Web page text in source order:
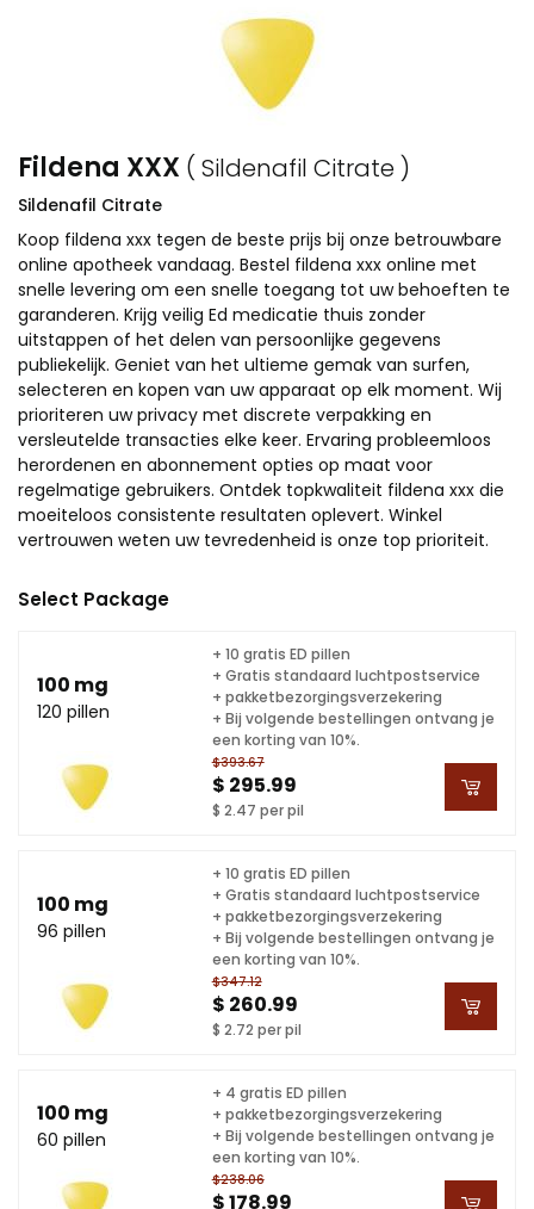
Fildena XXX ( Sildenafil Citrate )
Sildenafil Citrate
Koop fildena xxx tegen de beste prijs bij onze betrouwbare
online apotheek vandaag. Bestel fildena xxx online met
snelle levering om een snelle toegang tot uw behoeften te
garanderen. Krijg veilig Ed medicatie thuis zonder
uitstappen of het delen van persoonlijke gegevens
publiekelijk. Geniet van het ultieme gemak van surfen,
selecteren en kopen van uw apparaat op elk moment. Wij
prioriteren uw privacy met discrete verpakking en
versleutelde transacties elke keer. Ervaring probleemloos
herordenen en abonnement opties op maat voor
regelmatige gebruikers. Ontdek topkwaliteit fildena xxx die
moeiteloos consistente resultaten oplevert. Winkel
vertrouwen weten uw tevredenheid is onze top prioriteit.
Select Package
100 mg
120 pillen
$393.67
$ 295.99
$ 2.47 per pil
+ 10 gratis ED pillen
+ Gratis standaard luchtpostservice
+ pakketbezorgingsverzekering
+ Bij volgende bestellingen ontvang je
een korting van 10%.
100 mg
96 pillen
$347.12
$ 260.99
$ 2.72 per pil
+ 10 gratis ED pillen
+ Gratis standaard luchtpostservice
+ pakketbezorgingsverzekering
+ Bij volgende bestellingen ontvang je
een korting van 10%.
100 mg
60 pillen
$238.06
$ 178.99
+ 4 gratis ED pillen
+ pakketbezorgingsverzekering
+ Bij volgende bestellingen ontvang je
een korting van 10%.